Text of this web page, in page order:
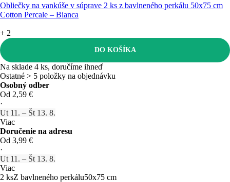
Obliečky na vankúše v súprave 2 ks z bavlneného perkálu 50x75 cm
Cotton Percale – Bianca
+ 2
DO KOŠÍKA
Na sklade 4 ks, doručíme ihneď
Ostatné > 5 položky na objednávku
Osobný odber
Od 2,59 €
·
Ut 11. – Št 13. 8.
Viac
Doručenie na adresu
Od 3,99 €
·
Ut 11. – Št 13. 8.
Viac
2 ksZ bavlneného perkálu50x75 cm